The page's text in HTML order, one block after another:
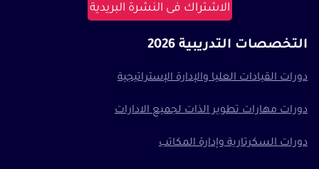
الاشتراك فى النشرة البريدية
التخصصات التدريبية 2026
دورات القيادات العليا والإدارة الإستراتيجية
دورات مهارات تطوير الذات لجميع الادارات
دورات السكرتارية وإدارة المكاتب